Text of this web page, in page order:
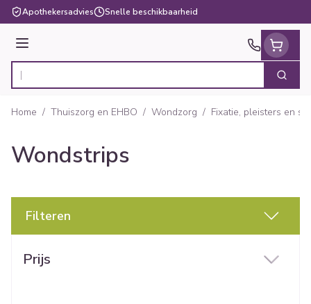
Ga naar de inhoud
Apothekersadvies Snelle beschikbaarheid
Menu
Product, merk, categorie... Zoek
Home / Thuiszorg en EHBO / Wondzorg / Fixatie, pleisters en
Wondstrips
Filteren
Prijs